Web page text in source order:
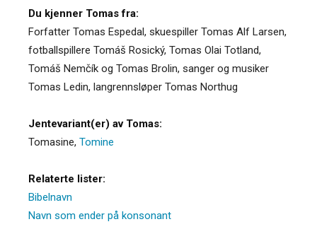
Du kjenner Tomas fra:
Forfatter Tomas Espedal, skuespiller Tomas Alf Larsen,
fotballspillere Tomáš Rosický, Tomas Olai Totland,
Tomáš Nemčík og Tomas Brolin, sanger og musiker
Tomas Ledin, langrennsløper Tomas Northug
Jentevariant(er) av Tomas:
Tomasine, Tomine
Relaterte lister:
Bibelnavn
Navn som ender på konsonant